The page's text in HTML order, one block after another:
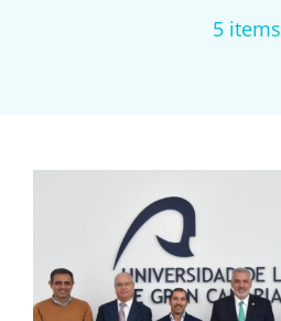
5 items